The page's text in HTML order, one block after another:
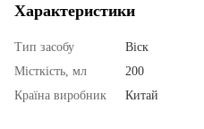
Характеристики
Тип засобу
Віск
Місткість, мл
200
Країна виробник
Китай